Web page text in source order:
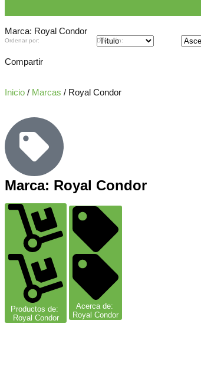
Marca: Royal Condor
Ordenar por: Dirección:
Compartir
Inicio / Marcas / Royal Condor
Marca: Royal Condor
Productos de:
Royal Condor
Acerca de:
Royal Condor